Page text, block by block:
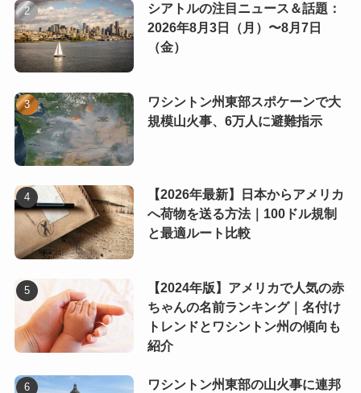
シアトルの注目ニュース＆話題：
2026年8月3日（月）〜8月7日
（金）
ワシントン州東部スポケーンで大
規模山火事、6万人に避難指示
【2026年最新】日本からアメリカ
へ荷物を送る方法｜100ドル規制
と最適ルート比較
【2024年版】アメリカで人気の赤
ちゃんの名前ランキング｜名付け
トレンドとワシントン州の傾向も
紹介
ワシントン州東部の山火事に連邦